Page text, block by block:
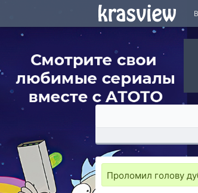
Проломил голову